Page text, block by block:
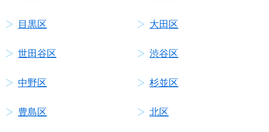
目黒区 大田区
世田谷区 渋谷区
中野区 杉並区
豊島区 北区